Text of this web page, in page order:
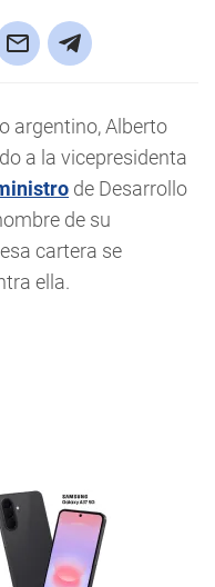
argentino, Alberto
a la vicepresidenta
de Desarrollo
de su
cartera se
ella.